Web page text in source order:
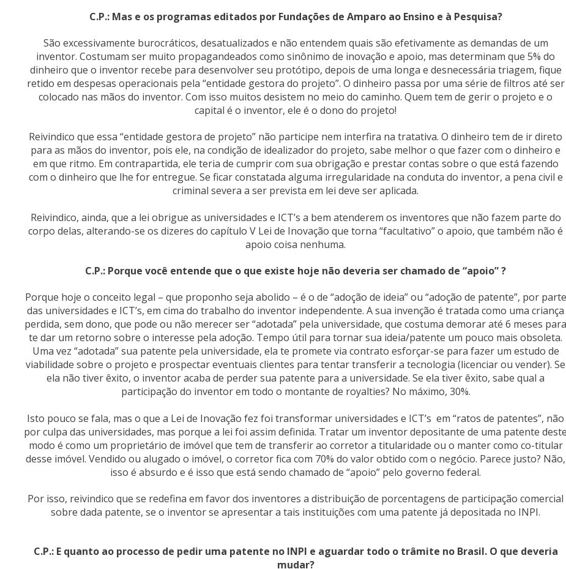
C.P.: Mas e os programas editados por Fundações de Amparo ao Ensino e à Pesquisa?
São excessivamente burocráticos, desatualizados e não entendem quais são efetivamente as demandas de um
inventor. Costumam ser muito propagandeados como sinônimo de inovação e apoio, mas determinam que 5% do
dinheiro que o inventor recebe para desenvolver seu protótipo, depois de uma longa e desnecessária triagem, fique
retido em despesas operacionais pela “entidade gestora do projeto”. O dinheiro passa por uma série de filtros até ser
colocado nas mãos do inventor. Com isso muitos desistem no meio do caminho. Quem tem de gerir o projeto e o
capital é o inventor, ele é o dono do projeto!
Reivindico que essa “entidade gestora de projeto” não participe nem interfira na tratativa. O dinheiro tem de ir direto
para as mãos do inventor, pois ele, na condição de idealizador do projeto, sabe melhor o que fazer com o dinheiro e
em que ritmo. Em contrapartida, ele teria de cumprir com sua obrigação e prestar contas sobre o que está fazendo
com o dinheiro que lhe for entregue. Se ficar constatada alguma irregularidade na conduta do inventor, a pena civil e
criminal severa a ser prevista em lei deve ser aplicada.
Reivindico, ainda, que a lei obrigue as universidades e ICT’s a bem atenderem os inventores que não fazem parte do
corpo delas, alterando-se os dizeres do capítulo V Lei de Inovação que torna “facultativo” o apoio, que também não é
apoio coisa nenhuma.
C.P.: Porque você entende que o que existe hoje não deveria ser chamado de “apoio” ?
Porque hoje o conceito legal – que proponho seja abolido – é o de “adoção de ideia” ou “adoção de patente”, por parte
das universidades e ICT’s, em cima do trabalho do inventor independente. A sua invenção é tratada como uma criança
perdida, sem dono, que pode ou não merecer ser “adotada” pela universidade, que costuma demorar até 6 meses para
te dar um retorno sobre o interesse pela adoção. Tempo útil para tornar sua ideia/patente um pouco mais obsoleta.
Uma vez “adotada” sua patente pela universidade, ela te promete via contrato esforçar-se para fazer um estudo de
viabilidade sobre o projeto e prospectar eventuais clientes para tentar transferir a tecnologia (licenciar ou vender). Se
ela não tiver êxito, o inventor acaba de perder sua patente para a universidade. Se ela tiver êxito, sabe qual a
participação do inventor em todo o montante de royalties? No máximo, 30%.
Isto pouco se fala, mas o que a Lei de Inovação fez foi transformar universidades e ICT’s em “ratos de patentes”, não
por culpa das universidades, mas porque a lei foi assim definida. Tratar um inventor depositante de uma patente deste
modo é como um proprietário de imóvel que tem de transferir ao corretor a titularidade ou o manter como co-titular
desse imóvel. Vendido ou alugado o imóvel, o corretor fica com 70% do valor obtido com o negócio. Parece justo? Não,
isso é absurdo e é isso que está sendo chamado de “apoio” pelo governo federal.
Por isso, reivindico que se redefina em favor dos inventores a distribuição de porcentagens de participação comercial
sobre dada patente, se o inventor se apresentar a tais instituições com uma patente já depositada no INPI.
C.P.: E quanto ao processo de pedir uma patente no INPI e aguardar todo o trâmite no Brasil. O que deveria
mudar?